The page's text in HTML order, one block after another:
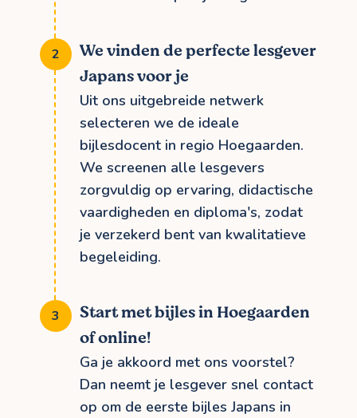
We vinden de perfecte lesgever
Japans voor je
Uit ons uitgebreide netwerk
selecteren we de ideale
bijlesdocent in regio Hoegaarden.
We screenen alle lesgevers
zorgvuldig op ervaring, didactische
vaardigheden en diploma's, zodat
je verzekerd bent van kwalitatieve
begeleiding.
Start met bijles in Hoegaarden
of online!
Ga je akkoord met ons voorstel?
Dan neemt je lesgever snel contact
op om de eerste bijles Japans in